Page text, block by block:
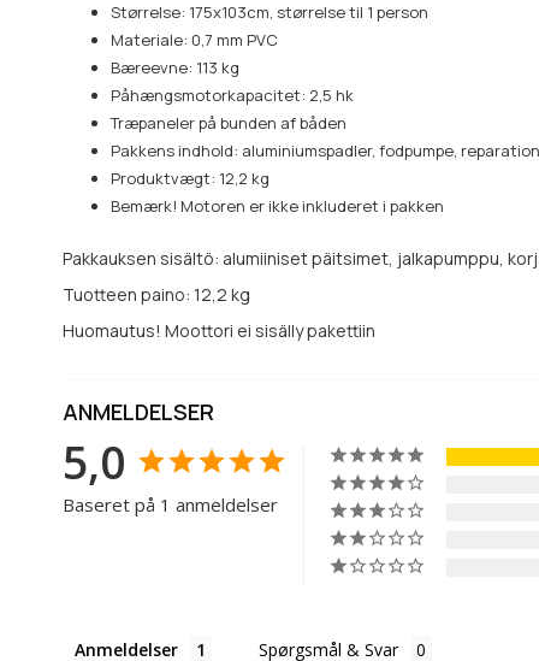
Størrelse: 175x103cm, størrelse til 1 person
Materiale: 0,7 mm PVC
Bæreevne: 113 kg
Påhængsmotorkapacitet: 2,5 hk
Træpaneler på bunden af båden
Pakkens indhold: aluminiumspadler, fodpumpe,
Produktvægt: 12,2 kg
Bemærk! Motoren er ikke inkluderet i pakken
Pakkauksen sisältö: alumiiniset päitsimet, jalkapumppu,
Tuotteen paino: 12,2 kg
Huomautus! Moottori ei sisälly pakettiin
ANMELDELSER
5,0
Baseret på 1 anmeldelser
Anmeldelser Spørgsmål & Svar